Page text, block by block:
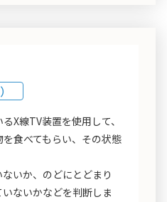
X線TV装置を使用して、
食べてもらい、その状態
いか、のどにとどまり
ないかなどを判断しま